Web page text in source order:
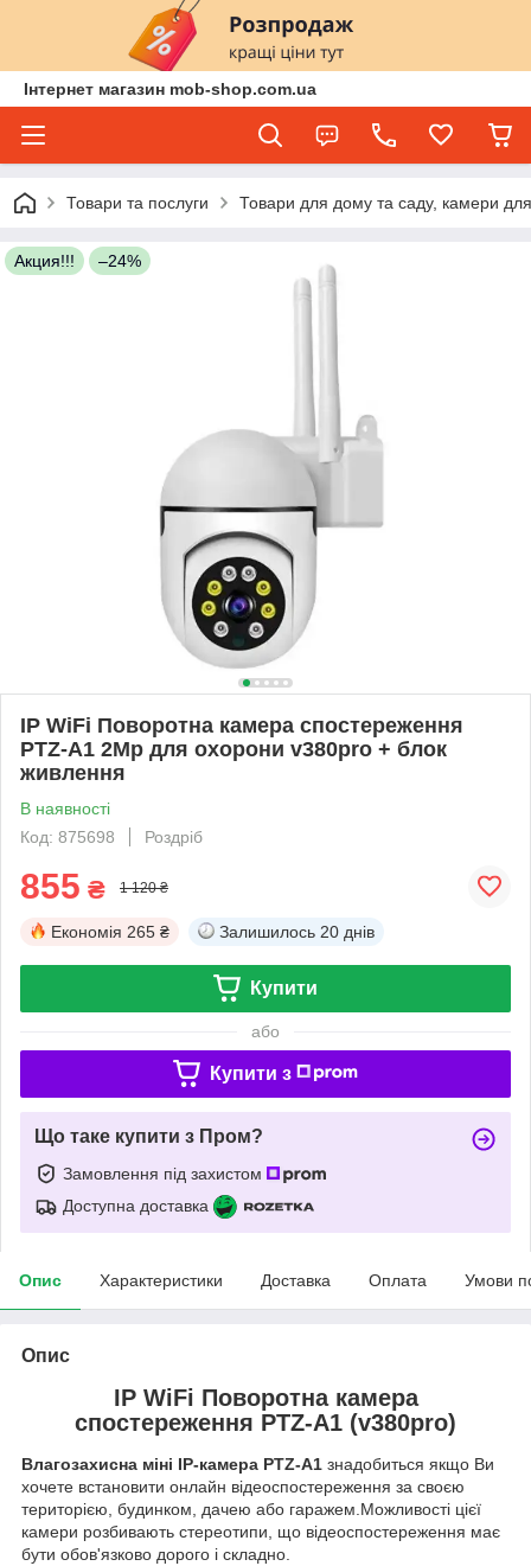
Інтернет магазин mob-shop.com.ua
Товари та послуги Товари для дому та саду, камери
Акция!!! –24%
IP WiFi Поворотна камера спостереження
PTZ-A1 2Mp для охорони v380pro + блок
живлення
В наявності
Код: 875698
Роздріб
855 ₴ 1 120 ₴
Економія 265 ₴ Залишилось 20 днів
Купити
або
Купити з
Що таке купити з Пром?
Замовлення під захистом
Доступна доставка
Опис Характеристики Доставка Оплата Умови
Опис
IP WiFi Поворотна камера
спостереження PTZ-A1 (v380pro)
Влагозахисна міні IP-камера PTZ-A1 знадобиться якщо Ви
хочете встановити онлайн відеоспостереження за своєю
територією, будинком, дачею або гаражем.Можливості цієї
камери розбивають стереотипи, що відеоспостереження має
бути обов'язково дорого і складно.